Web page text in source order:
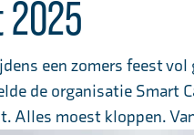
2025
een zomers feest
de organisatie Smart
Alles moest kloppen.